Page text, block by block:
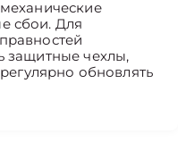
сбои. Для
защитные чехлы,
обновлять